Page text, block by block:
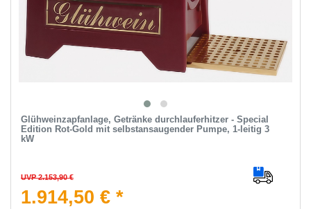
Glühweinzapfanlage, Getränke durchlauferhitzer - Special
Edition Rot-Gold mit selbstansaugender Pumpe, 1-leitig 3
kW
UVP 2.153,90 €
1.914,50 € *